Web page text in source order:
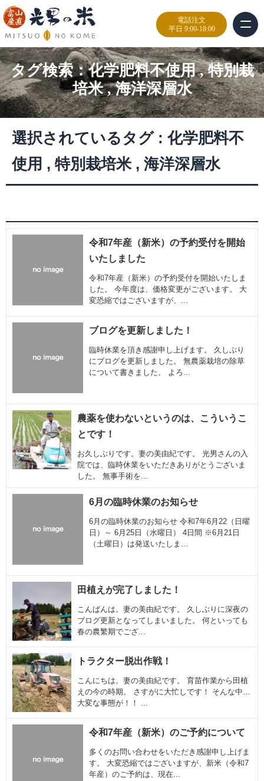
電話注文
平日 9:00-18:00
タグ検索：化学肥料不使用,特別栽
培米,海洋深層水
選択されているタグ : 化学肥料不
使用 , 特別栽培米, 海洋深層水
令和7年産（新米）の予約受付を開始
いたしました
令和7年産（新米）の予約受付を開始いたしま
した。 今年度は、価格変更がございます。 大
変恐縮ではございますが、...
ブログを更新しました！
臨時休業を頂き感謝申し上げます。 久しぶり
にブログを更新しました。 無農薬栽培の除草
について書きました。 よろ...
農薬を使わないというのは、こういうこ
とです！
お久しぶりです。妻の美由紀です。 光男さんの入
院では、臨時休業をいただきありがとうございま
した。 無事手術を...
6月の臨時休業のお知らせ
6月の臨時休業のお知らせ 令和7年6月22（日曜
日）～ 6月25日（水曜日） 4日間 ​※6月21日
（土曜日）は発送いたしま...
田植えが完了しました！
こんばんは。妻の美由紀です。 久しぶりに深夜の
ブログ更新となってしまいました。 何といっても
春の農繁期でござ...
トラクター脱出作戦！
こんにちは。妻の美由紀です。 育苗作業から田植
えの今の時期。 さすがに大忙しです！ そんな中…
大変な事態が！！ ...
令和7年産（新米）のご予約について
多くのお問い合わせをいただき感謝申し上げま
す。 大変恐縮ではございますが、新米（令和7
年産）のご予約は、現在...